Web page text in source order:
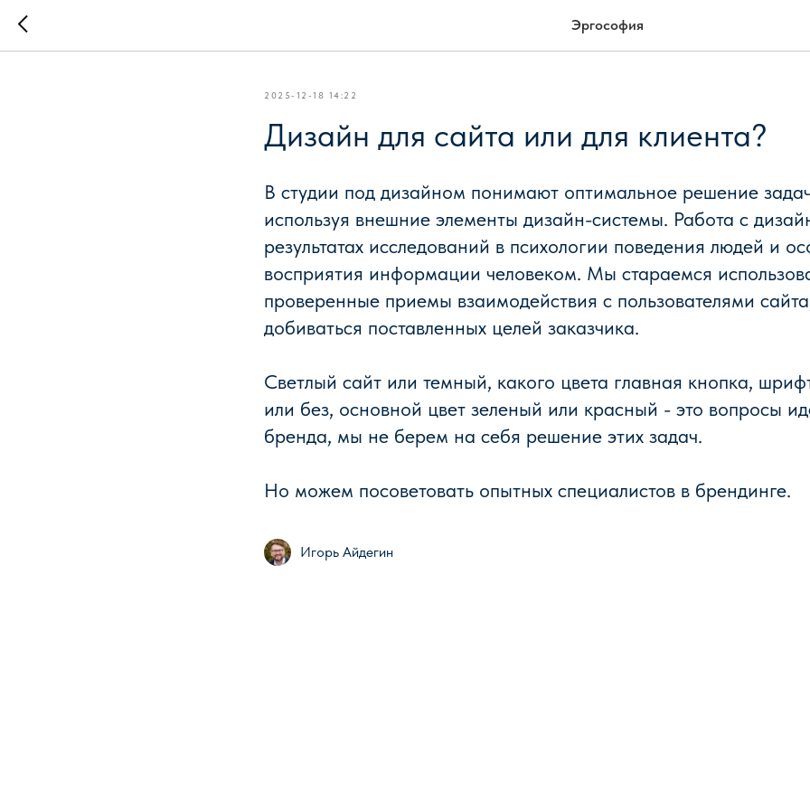
Эргософия
2025-12-18 14:22
Дизайн для сайта или для клиента?
В студии под дизайном понимают оптимальное решение
используя внешние элементы дизайн-системы. Работа с
результатах исследований в психологии поведения людей и
восприятия информации человеком. Мы стараемся
проверенные приемы взаимодействия с пользователями
добиваться поставленных целей заказчика.
Светлый сайт или темный, какого цвета главная кнопка,
или без, основной цвет зеленый или красный - это вопросы
бренда, мы не берем на себя решение этих задач.
Но можем посоветовать опытных специалистов в брендинге.
Игорь Айдегин